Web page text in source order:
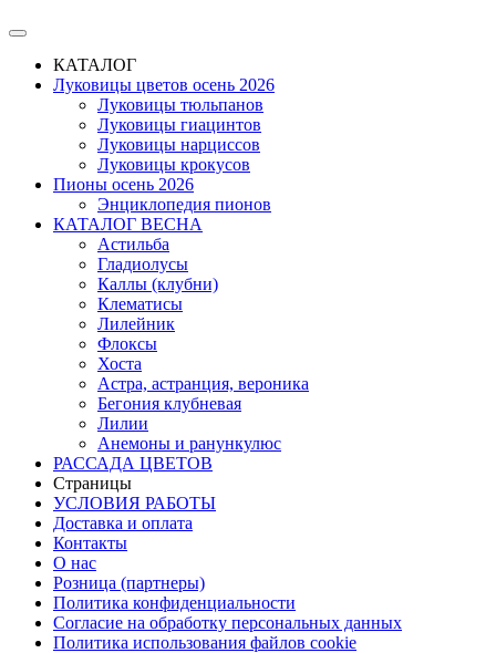
КАТАЛОГ
Луковицы цветов осень 2026
Луковицы тюльпанов
Луковицы гиацинтов
Луковицы нарциссов
Луковицы крокусов
Пионы осень 2026
Энциклопедия пионов
КАТАЛОГ ВЕСНА
Астильба
Гладиолусы
Каллы (клубни)
Клематисы
Лилейник
Флоксы
Хоста
Астра, астранция, вероника
Бегония клубневая
Лилии
Анемоны и ранункулюс
РАССАДА ЦВЕТОВ
Страницы
УСЛОВИЯ РАБОТЫ
Доставка и оплата
Контакты
О наc
Розница (партнеры)
Политика конфиденциальности
Согласие на обработку персональных данных
Политика использования файлов сookie